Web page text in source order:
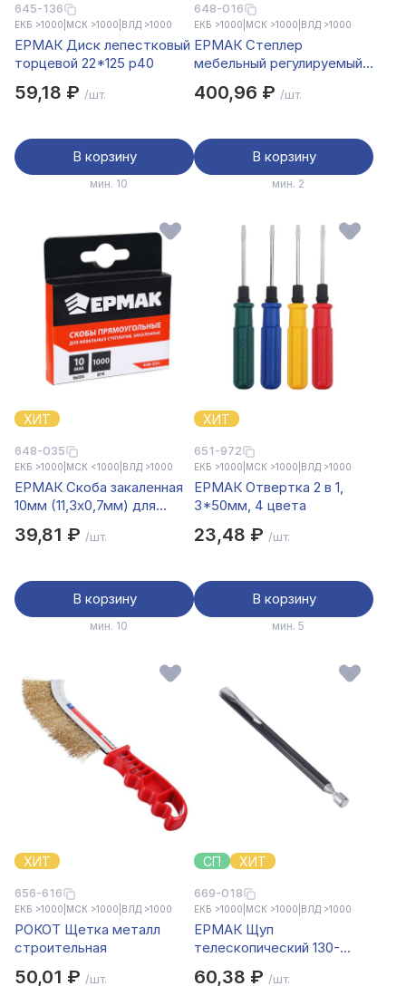
645-136
ЕКБ >1000 МСК >1000 ВЛД >1000
ЕРМАК Диск лепестковый
торцевой 22*125 р40
59,18 ₽ /шт.
В корзину
мин. 10
648-016
ЕКБ >1000 МСК >1000 ВЛД >1000
ЕРМАК Степлер
мебельный регулируемый
400,96 ₽ /шт.
В корзину
мин. 2
ХИТ
648-035
ЕКБ >1000 МСК <1000 ВЛД >1000
ЕРМАК Скоба закаленная
10мм (11,3х0,7мм) для
1000шт.
39,81 ₽ /шт.
В корзину
мин. 10
ХИТ
651-972
ЕКБ >1000 МСК >1000 ВЛД >1000
ЕРМАК Отвертка 2 в 1,
3*50мм, 4 цвета
23,48 ₽ /шт.
В корзину
мин. 5
ХИТ
656-616
ЕКБ >1000 МСК >1000 ВЛД >1000
РОКОТ Щетка металл
строительная
50,01 ₽ /шт.
СП ХИТ
669-018
ЕКБ >1000 МСК >1000 ВЛД >1000
ЕРМАК Щуп
телескопический 130-
60,38 ₽ /шт.